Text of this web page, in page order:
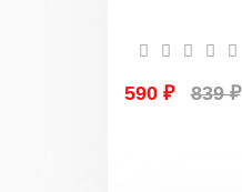
590 ₽ 839 ₽